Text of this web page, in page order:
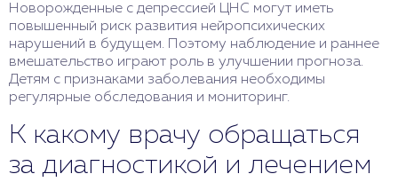
Новорожденные с депрессией ЦНС могут иметь
повышенный риск развития нейропсихических
нарушений в будущем. Поэтому наблюдение и раннее
вмешательство играют роль в улучшении прогноза.
Детям с признаками заболевания необходимы
регулярные обследования и мониторинг.
К какому врачу обращаться
за диагностикой и лечением